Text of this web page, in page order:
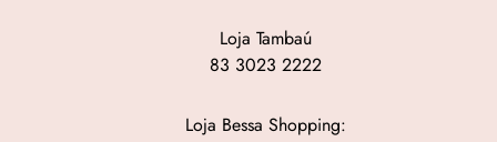
Loja Tambaú
83 3023 2222
Loja Bessa Shopping: